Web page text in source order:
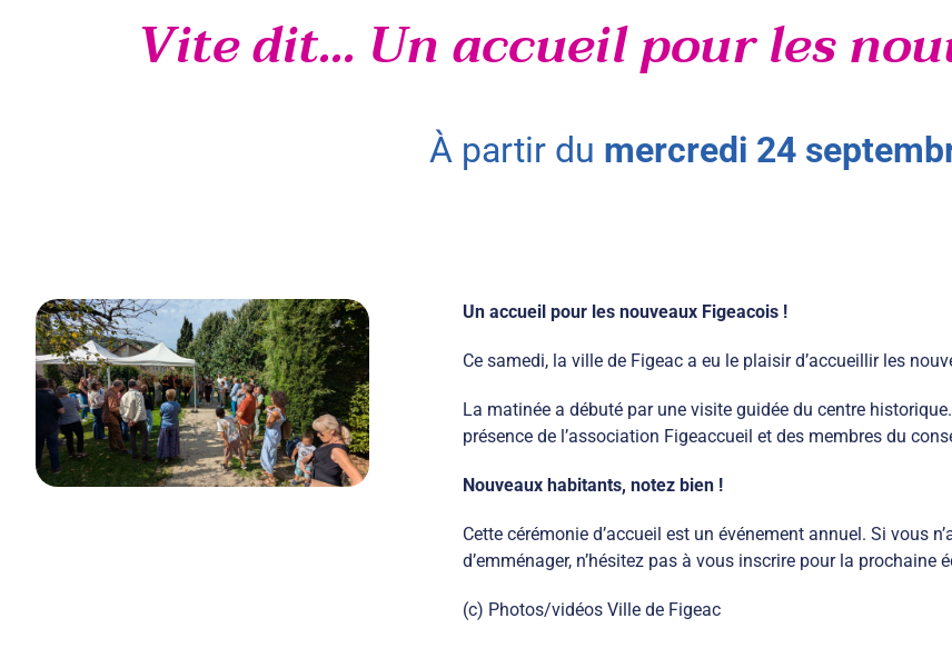
Vite dit... Un accueil pour les
à partir du mercredi 24
Un accueil pour les nouveaux Figeacois !
Ce samedi, la ville de Figeac a eu le plaisir d’accueillir les
La matinée a débuté par une visite guidée du centre
présence de l’association Figeaccueil et des membres du
Nouveaux habitants, notez bien !
Cette cérémonie d’accueil est un événement annuel. Si vous
d’emménager, n’hésitez pas à vous inscrire pour la prochaine
(c) Photos/vidéos Ville de Figeac